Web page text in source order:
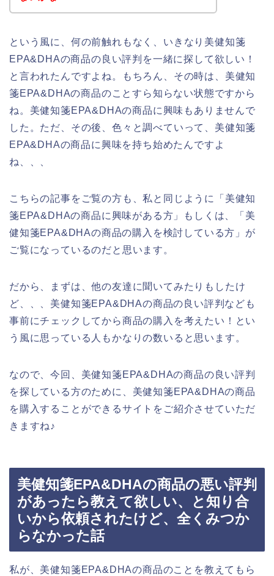
という風に、何の前触れもなく、いきなり美健知箋
EPA&DHAの商品の良い評判を一緒に探して欲しい！
と言われたんですよね。もちろん、その時は、美健知
箋EPA&DHAの商品のことすら知らない状態ですから
ね。美健知箋EPA&DHAの商品に興味もありませんで
した。ただ、その後、色々と調べていって、美健知箋
EPA&DHAの商品に興味を持ち始めたんですよ
ね、、、
こちらの記事をご覧の方も、私と同じように「美健知
箋EPA&DHAの商品に興味がある方」もしくは、「美
健知箋EPA&DHAの商品の購入を検討している方」が
ご覧になっているのだと思います。
だから、まずは、他の友達に聞いてみたりもしたけ
ど、、、美健知箋EPA&DHAの商品の良い評判なども
事前にチェックしてから商品の購入を考えたい！とい
う風に思っている人もかなりの数いると思います。
なので、今回、美健知箋EPA&DHAの商品の良い評判
を探している方のために、美健知箋EPA&DHAの商品
を購入することができるサイトをご紹介させていただ
きますね♪
美健知箋EPA&DHAの商品の悪い評判
があったら教えて欲しい、と知り合
いから依頼されたけど、全くみつか
らなかった話
私が、美健知箋EPA&DHAの商品のことを教えてもら